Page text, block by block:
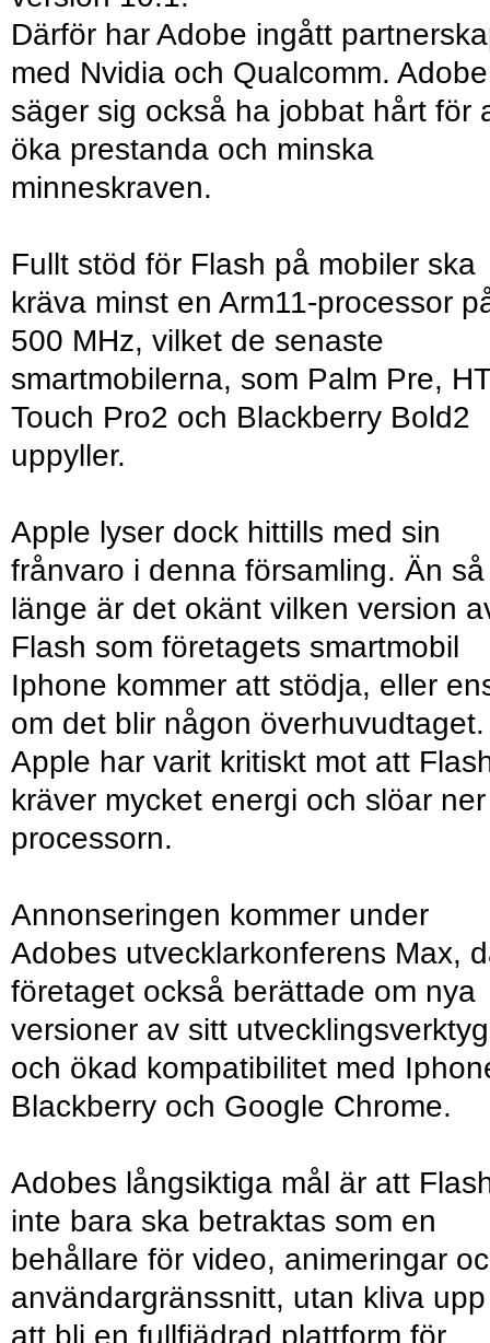
Därför har Adobe ingått
med Nvidia och Qualcomm. Adobe
säger sig också ha jobbat hårt för
öka prestanda och minska
minneskraven.
Fullt stöd för Flash på mobiler ska
kräva minst en Arm11-processor
500 MHz, vilket de senaste
smartmobilerna, som Palm Pre,
Touch Pro2 och Blackberry Bold2
uppyller.
Apple lyser dock hittills med sin
frånvaro i denna församling. Än så
länge är det okänt vilken version
Flash som företagets smartmobil
Iphone kommer att stödja, eller
om det blir någon överhuvudtaget.
Apple har varit kritiskt mot att
kräver mycket energi och slöar ner
processorn.
Annonseringen kommer under
Adobes utvecklarkonferens Max,
företaget också berättade om nya
versioner av sitt utvecklingsverktyg
och ökad kompatibilitet med
Blackberry och Google Chrome.
Adobes långsiktiga mål är att
inte bara ska betraktas som en
behållare för video, animeringar
användargränssnitt, utan kliva